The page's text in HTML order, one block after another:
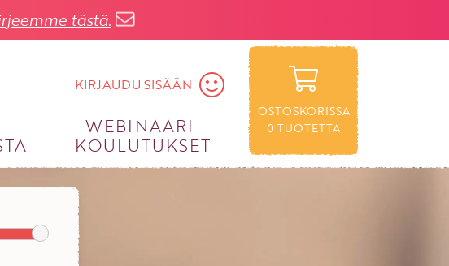
tästä.
KIRJAUDU SISÄÄN
WEBINAARI­
KOULUTUKSET
OSTOSKORISSA
0TUOTETTA